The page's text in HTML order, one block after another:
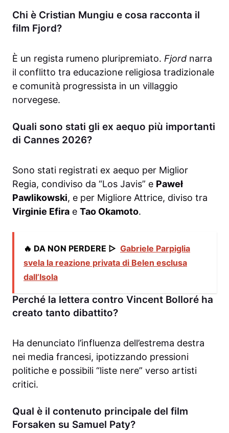
Chi è Cristian Mungiu e cosa racconta il
film Fjord?
È un regista rumeno pluripremiato. Fjord narra
il conflitto tra educazione religiosa tradizionale
e comunità progressista in un villaggio
norvegese.
Quali sono stati gli ex aequo più importanti
di Cannes 2026?
Sono stati registrati ex aequo per Miglior
Regia, condiviso da “Los Javis” e Paweł
Pawlikowski, e per Migliore Attrice, diviso tra
Virginie Efira e Tao Okamoto.
🔥 DA NON PERDERE ▷ Gabriele Parpiglia
svela la reazione privata di Belen esclusa
dall’Isola
Perché la lettera contro Vincent Bolloré ha
creato tanto dibattito?
Ha denunciato l’influenza dell’estrema destra
nei media francesi, ipotizzando pressioni
politiche e possibili “liste nere” verso artisti
critici.
Qual è il contenuto principale del film
Forsaken su Samuel Paty?